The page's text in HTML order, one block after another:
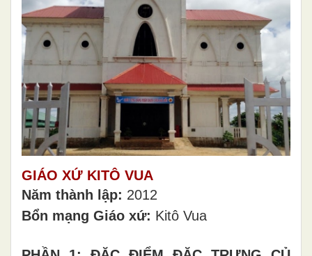
GIÁO XỨ KITÔ VUA
Năm thành lập: 2012
Bổn mạng Giáo xứ: Kitô Vua